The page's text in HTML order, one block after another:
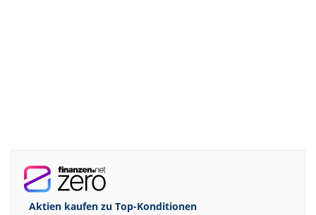
Aktien kaufen zu Top-Konditionen